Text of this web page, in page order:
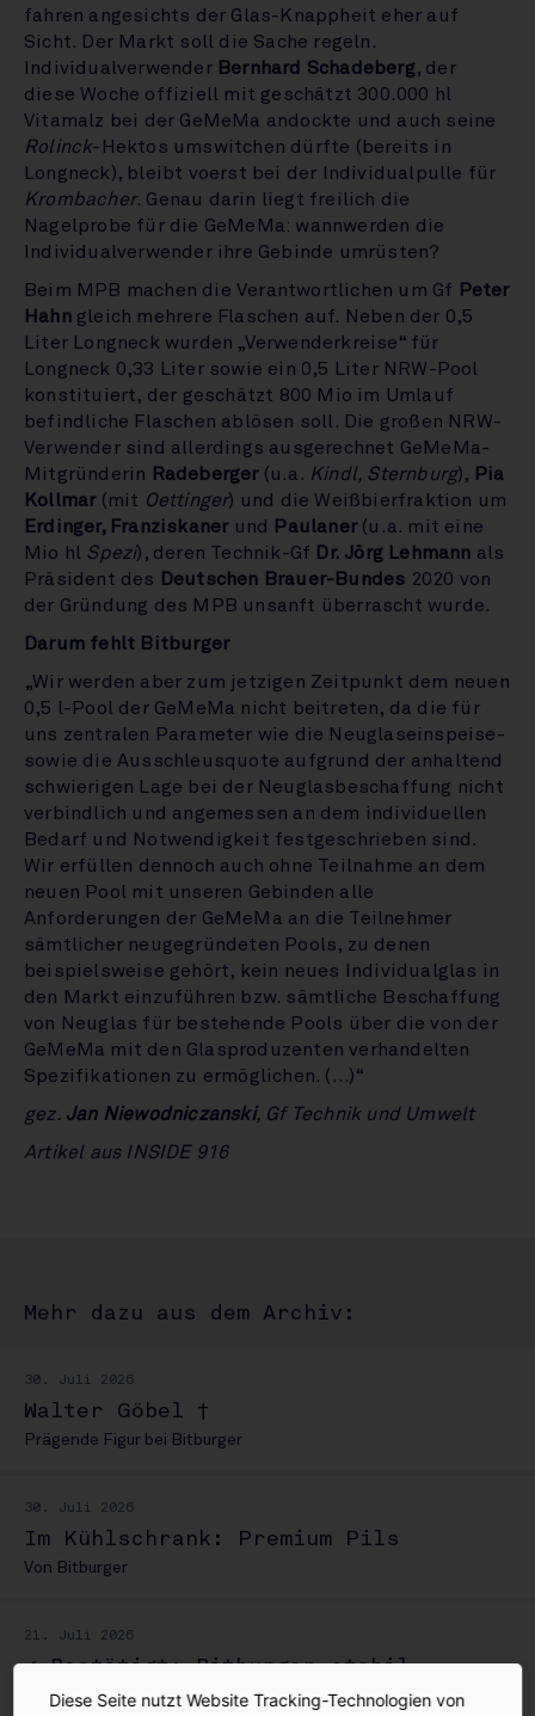
fahren angesichts der Glas-Knappheit eher auf
Sicht. Der Markt soll die Sache regeln.
Individualverwender Bernhard Schadeberg, der
diese Woche offiziell mit geschätzt 300.000 hl
Vitamalz bei der GeMeMa andockte und auch seine
Rolinck-Hektos umswitchen dürfte (bereits in
Longneck), bleibt voerst bei der Individualpulle für
Krombacher. Genau darin liegt freilich die
Nagelprobe für die GeMeMa: wannwerden die
Individualverwender ihre Gebinde umrüsten?
Beim MPB machen die Verantwortlichen um Gf
Peter
Hahngleich mehrere Flaschen auf. Neben der 0,5
Liter Longneck wurden „Verwenderkreise“ für
Longneck 0,33 Liter sowie ein 0,5 Liter NRW-Pool
konstituiert, der geschätzt 800 Mio im Umlauf
befindliche Flaschen ablösen soll. Die großen NRW-
Verwender sind allerdings ausgerechnet GeMeMa-
Mitgründerin
Radeberger (u.a. Kindl, Sternburg), Pia
Kollmar(mit Oettinger) und die Weißbierfraktion um
Erdinger, Franziskanerund Paulaner(u.a. mit eine
Mio hl Spezi), deren Technik-Gf Dr. Jörg Lehmann als
Präsident des
Deutschen Brauer-Bundes 2020 von
der Gründung des MPB unsanft überrascht wurde.
Darum fehlt Bitburger
„Wir werden aber zum jetzigen Zeitpunkt dem neuen
0,5 l-Pool der GeMeMa nicht beitreten, da die für
uns zentralen Parameter wie die Neuglaseinspeise-
sowie die Ausschleusquote aufgrund der anhaltend
schwierigen Lage bei der Neuglasbeschaffung nicht
verbindlich und angemessen an dem individuellen
Bedarf und Notwendigkeit festgeschrieben sind.
Wir erfüllen dennoch auch ohne Teilnahme an dem
neuen Pool mit unseren Gebinden alle
Anforderungen der GeMeMa an die Teilnehmer
sämtlicher neugegründeten Pools, zu denen
beispielsweise gehört, kein neues Individualglas in
den Markt einzuführen bzw. sämtliche Beschaffung
von Neuglas für bestehende Pools über die von der
GeMeMa mit den Glasproduzenten verhandelten
Spezifikationen zu ermöglichen. (...)“
gez. Jan Niewodniczanski, Gf Technik und Umwelt
Artikel aus INSIDE 916
Mehr dazu aus dem Archiv:
30. Juli 2026
Walter Göbel †
Prägende Figur bei Bitburger
30. Juli 2026
Im Kühlschrank: Premium Pils
Von Bitburger
21. Juli 2026
✔ Bestätigt: Bitburger stabil
WM stützt Absatz
Diese Seite nutzt Website Tracking-Technologien von